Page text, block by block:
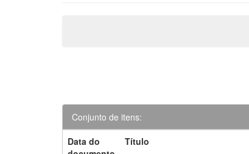
Conjunto de itens:
Data do
Título